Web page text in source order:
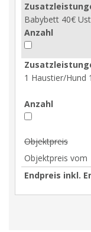
Babybett 40€
Anzahl
1 Haustier/Hund
Anzahl
Objektpreis
Objektpreis vom
Endpreis inkl.